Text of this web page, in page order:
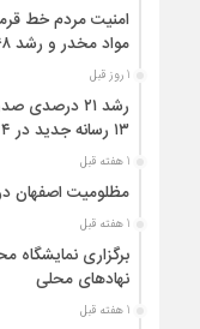
مواد مخدر و رشد ۶۸ درصدی کشف سرقت در خراسان شمالی
1 روز قبل
رشد ۲۱
۱۳ رسانه جدید در ۴ ماه نخست سال
1 هفته قبل
مظلومیت اصفهان
1 هفته قبل
برگزاری نمایشگاه
نهادهای محلی
1 هفته قبل